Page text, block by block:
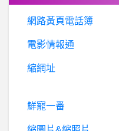
網路黃頁電話簿
電影情報通
縮網址
鮮寵一番